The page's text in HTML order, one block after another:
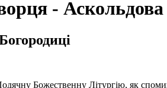
-
Божественну Літургію, як